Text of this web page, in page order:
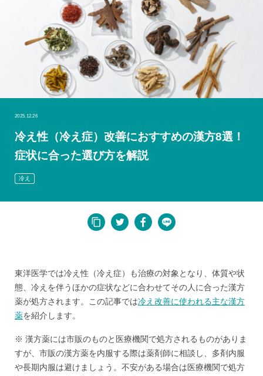
2025.12.26
冷え性（冷え症）改善におすすめの漢方8選！
症状に合った選び方を解説
冷え
東洋医学では冷え性（冷え症）も治療の対象となり、体質や状
態、冷えを伴うほかの症状などに合わせてその人に合った漢方
薬が処方されます。この記事では冷え改善に使われる主な漢方
薬を紹介します。
※ 漢方薬には市販のものと医療機関で処方されるものがありま
すが、市販の漢方薬を内服する際は薬剤師に相談し、多剤内服
や長期内服は避けましょう。不安がある場合は医療機関で処方